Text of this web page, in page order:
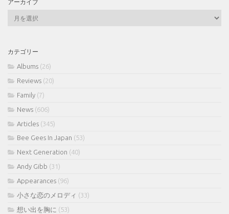
アーカイブ
ブ
カテゴリー
Albums (26)
Reviews (20)
Family (7)
News (606)
Articles (345)
Bee Gees In Japan (53)
Next Generation (40)
Andy Gibb (31)
Appearances (96)
小さな恋のメロディ (33)
想い出を胸に (53)